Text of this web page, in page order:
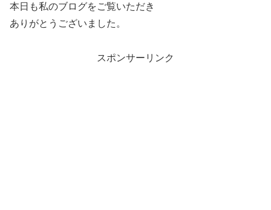
本日も私のブログをご覧いただき
ありがとうございました。
スポンサーリンク